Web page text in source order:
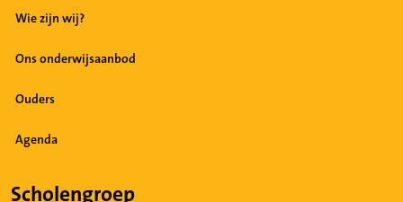
Wie zijn wij?
Ons onderwijsaanbod
Ouders
Agenda
Scholengroep